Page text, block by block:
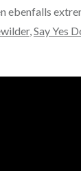
ebenfalls
,Say Yes